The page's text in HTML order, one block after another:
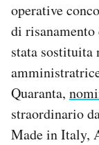
operative
di
stata
Quaranta,
straordinario
Made in Italy,